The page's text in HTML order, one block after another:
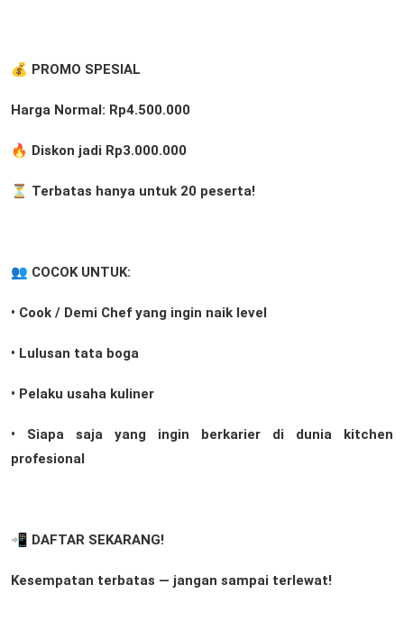
💰 PROMO SPESIAL
Harga Normal: Rp4.500.000
🔥 Diskon jadi Rp3.000.000
⏳ Terbatas hanya untuk 20 peserta!
👥 COCOK UNTUK:
• Cook / Demi Chef yang ingin naik level
• Lulusan tata boga
• Pelaku usaha kuliner
• Siapa saja yang ingin berkarier di dunia kitchen
profesional
📲 DAFTAR SEKARANG!
Kesempatan terbatas — jangan sampai terlewat!